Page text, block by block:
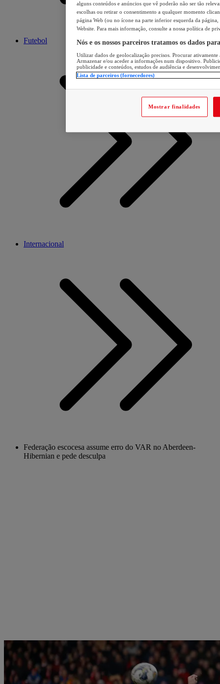
Futebol
Internacional
Federação escocesa assume erro do VAR no Aberdeen-
Hibernian e pede desculpa
alguns conteúdos e anúncios que vê poderão não ser tão
escolhas ou retirar o consentimento a qualquer momento
página Web (ou no ícone na parte inferior esquerda da página,
Website. Para mais informação, consulte a nossa política de
Nós e os nossos parceiros tratamos os dados
Utilizar dados de geolocalização precisos. Procurar
Armazenar e/ou aceder a informações num dispositivo.
publicidade e conteúdos, estudos de audiência e
Lista de parceiros (fornecedores)
Mostrar finalidades